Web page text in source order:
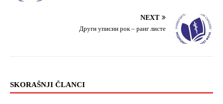
NEXT
Други уписни рок – ранг листе
SKORAŠNJI ČLANCI